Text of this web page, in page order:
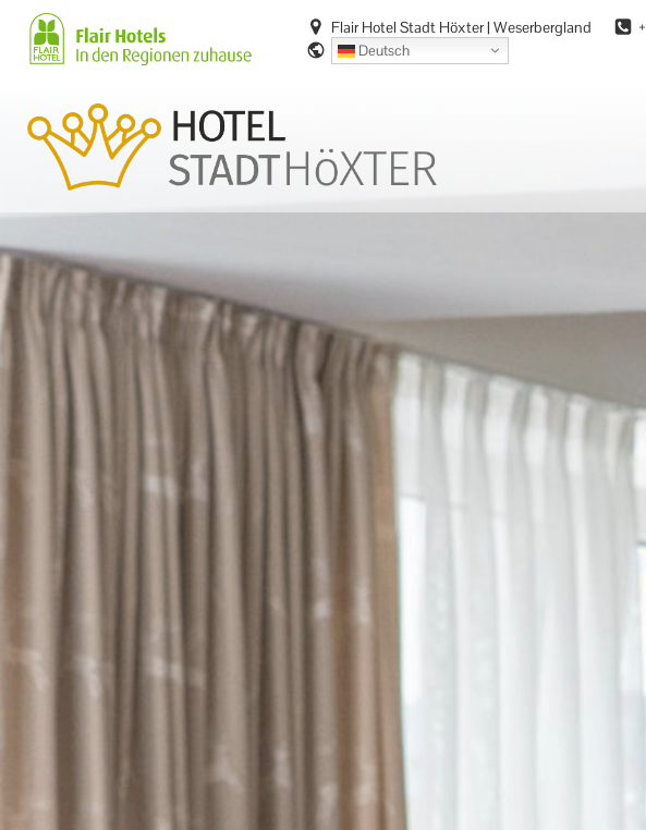
Zum
Inhalt
springen
Flair Hotel Stadt Höxter | Weserbergland
Deutsch